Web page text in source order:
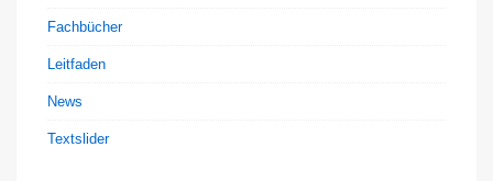
Fachbücher
Leitfaden
News
Textslider